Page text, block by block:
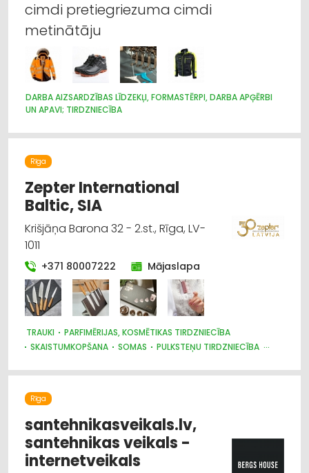
cimdi pretiegriezuma cimdi
metinātāju
DARBA AIZSARDZĪBAS LĪDZEKĻI, FORMASTĒRPI, DARBA APĢĒRBI
UN APAVI; TIRDZNIECĪBA
Rīga
Zepter International
Baltic, SIA
Krišjāņa Barona 32 - 2.st., Rīga, LV-
1011
+371 80007222 Mājaslapa
TRAUKI
PARFIMĒRIJAS, KOSMĒTIKAS TIRDZNIECĪBA
SKAISTUMKOPŠANA
SOMAS
PULKSTEŅU TIRDZNIECĪBA
SŪKŅI, PUMPJI, VĀRSTI, VENTIĻI
SAIMNIECĪBAS PREČU TIRDZNIECĪBA
PĀRTIKAS PIEDEVAS, GARŠVIELAS, UZTURA BAGĀTINĀTĀJI
Rīga
santehnikasveikals.lv,
santehnikas veikals -
internetveikals